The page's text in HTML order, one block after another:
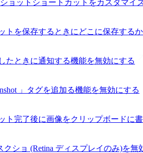
ョットショートカットをカスタマイ
トを保存するときにどこに保存する
たときに通知する機能を無効にする
」タグを追加る機能を無効にする
ト完了後に画像をクリップボードに
クショ (Retina ディスプレイのみ)を無